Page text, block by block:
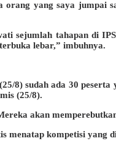
orang yang saya jumpai
sejumlah tahapan di
lebar,” imbuhnya.
8) sudah ada 30
(25/8).
akan
menatap kompetisi yang